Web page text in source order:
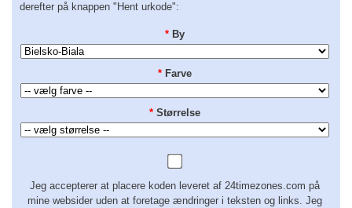
derefter på knappen "Hent urkode":
* By
* Farve
* Størrelse
Jeg accepterer at placere koden leveret af 24timezones.com på
mine websider uden at foretage ændringer i teksten og links. Jeg